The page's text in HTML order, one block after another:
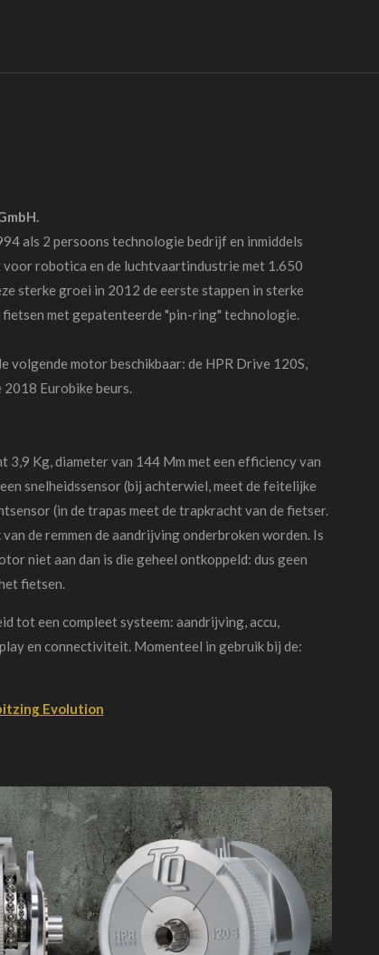
als 2 persoons technologie bedrijf en inmiddels
robotica en de luchtvaartindustrie met 1.650
sterke groei in 2012 de eerste stappen in sterke
met gepatenteerde "pin-ring" technologie.
volgende motor beschikbaar: de HPR Drive 120S,
2018 Eurobike beurs.
3,9 Kg, diameter van 144 Mm met een efficiency van
snelheidssensor (bij achterwiel, meet de feitelijke
(in de trapas meet de trapkracht van de fietser.
de remmen de aandrijving onderbroken worden. Is
niet aan dan is die geheel ontkoppeld: dus geen
fietsen.
tot een compleet systeem: aandrijving, accu,
en connectiviteit. Momenteel in gebruik bij de:
Evolution